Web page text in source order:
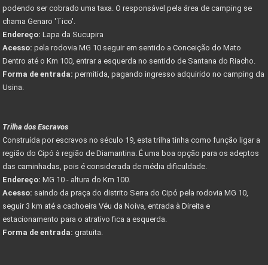
podendo ser cobrado uma taxa. O responsável pela área de camping se
chama Genaro 'Tico'.
Endereço: Lapa da Sucupira
Acesso: pela rodovia MG 10 seguir em sentido a Conceição do Mato
Dentro até o Km 100, entrar a esquerda no sentido de Santana do Riacho.
Forma de entrada: permitida, pagando ingresso adquirido no camping da
Usina.
Trilha dos Escravos
Construída por escravos no século 19, esta trilha tinha como função ligar a
região do Cipó à região de Diamantina. É uma boa opção para os adeptos
das caminhadas, pois é considerada de média dificuldade.
Endereço: MG 10 - altura do Km 100.
Acesso: saindo da praça do distrito Serra do Cipó pela rodovia MG 10,
seguir 3 km até a cachoeira Véu da Noiva, entrada à Direita e
estacionamento para o atrativo fica a esquerda.
Forma de entrada: gratuita.